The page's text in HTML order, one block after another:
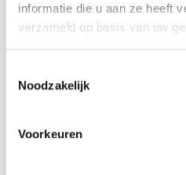
informatie die u aan ze heeft
verzameld op basis van uw
Noodzakelijk
Voorkeuren
PRE-OWNED
Maatwerk